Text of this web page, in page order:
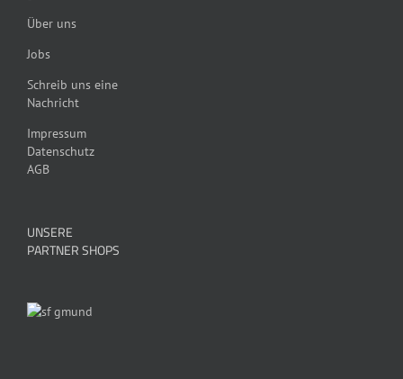
Über uns
Jobs
Schreib uns eine
Nachricht
Impressum
Datenschutz
AGB
UNSERE
PARTNER SHOPS